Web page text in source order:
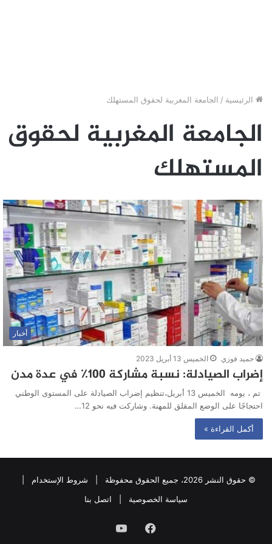
الرئيسية / الجامعة المغربية لحقوق المستهلك
الجامعة المغربية لحقوق
المستهلك
أخبار
حميد فوزي الخميس 13 أبريل 2023
إضراب الصيادلة: نسبة مشاركة 100٪ في عدة مدن
تم ، يومه الخميس 13 أبريل،تنظيم إضراب الصيادلة على المستوى الوطني
احتجاجًا على الوضع المقلق للمهنة. وشاركت فيه نحو 12…
أكمل القراءة »
© حقوق النشر 2026، جميع الحقوق محفوظة | شروط الإستخدام
سياسة الخصوصية
اتصل بنا
فيسبوكيوتيوب